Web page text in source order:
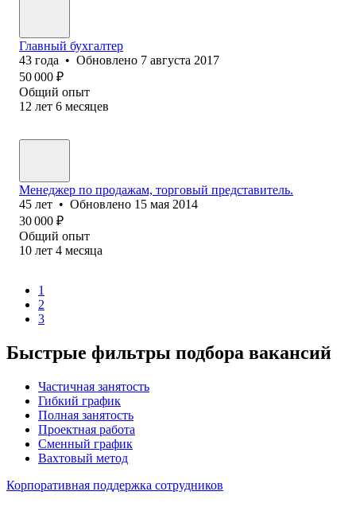
Главный бухгалтер
43 года • Обновлено 7 августа 2017
50 000 ₽
Общий опыт
12 лет 6 месяцев
Менеджер по продажам, торговый представитель.
45 лет • Обновлено 15 мая 2014
30 000 ₽
Общий опыт
10 лет 4 месяца
1
2
3
Быстрые фильтры подбора вакансий
Частичная занятость
Гибкий график
Полная занятость
Проектная работа
Сменный график
Вахтовый метод
Корпоративная поддержка сотрудников